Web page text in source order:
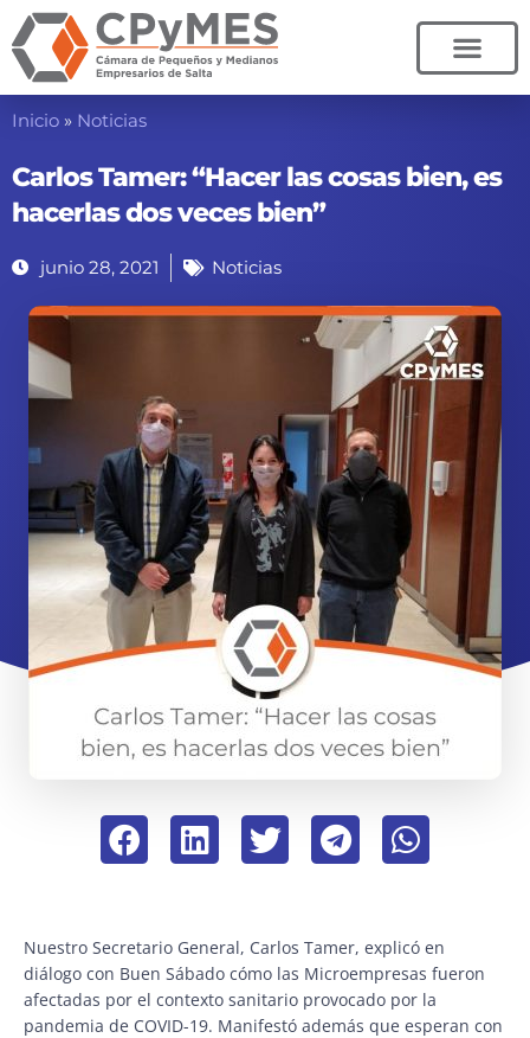
al
contenido
Inicio » Noticias
Carlos Tamer: “Hacer las cosas bien, es
hacerlas dos veces bien”
junio 28, 2021 Noticias
Nuestro Secretario General, Carlos Tamer, explicó en
diálogo con Buen Sábado cómo las Microempresas fueron
afectadas por el contexto sanitario provocado por la
pandemia de COVID-19. Manifestó además que esperan con